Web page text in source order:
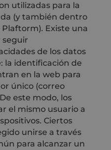
utilizadas para la
(y también dentro
Existe una
seguir
de los datos
la identificación de
en la web para
único (correo
este modo, los
el mismo usuario a
Ciertos
unirse a través
para alcanzar un